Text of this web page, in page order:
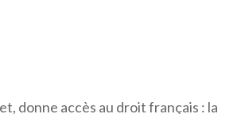
donne accès au droit français : la